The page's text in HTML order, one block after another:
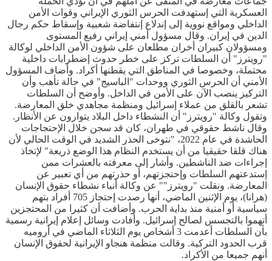
العسكرية التي إستهدفت الحرس الثوري الإيراني وقوات الأمن
الداخلي ومواقع نووية إلى إندلاع إنتفاضة شعبية وإسقاط حكم رجال
الدين في إيران. وقال مسؤول أمني إيراني رفيع المستوى
ومسؤولان كبيران أخران مطلعان على شؤون الأمن الداخلي لوكالة
"رويترز" أن السلطات تركز على خطر حدوث إضطرابات داخلية
محتملة، وخصوصا في المناطق التي يقطنها أكراد. وأضاف المسؤول
الأمني أن الحرس الثوري ووحدات "الباسيج" في حالة تأهب وأن
التركيز ينصب الآن على الأمن في الداخل. وأوضح أن السلطات
تشعر بالقلق من عملاء إسرائيل ومنظمة مجاهدي خلق المعارضة.
وتقول وكالة "رويترز" أن النشطاء داخل البلاد يتوارون عن الأنظار.
وقال ناشط حقوقي في طهران، كان قد سجن خلال الإحتجاجات
الحاشدة في عام 2022، "نتوخى الحذر الشديد في الوقت الحالي لأن
هناك قلقا حقيقيا من أن يستخدم النظام هذا الوضع ذريعة" لإتخاذ
إجراءات ضد الناشطين. وأشار إلى معرفته بالعشرات ممن
إستدعتهم السلطات وإحتجزتهم، أو حذرتهم من أي تعبير عن
المعارضة. ونقلت "رويترز"" عن وكالة أنباء نشطاء حقوق الإنسان
(هرانا)، يوم الإثنين الماضي، أنها رصدت إحتجاز 705 أفراد بتهم
سياسية أو أمنية منذ بداية الحرب. وأضافت أن كثيرا من المحتجزين
أتهموا بالتجسس لصالح إسرائيل. وأفادت وسائل إعلام إيرانية رسمية
بأن السلطات أعدمت 3 أشخاص يوم الثلاثاء الماضي في أروميه
قرب الحدود التركية. وقالت منظمة هنجاو الإيرانية لحقوق الإنسان
أنهم جميعا من الأكراد.